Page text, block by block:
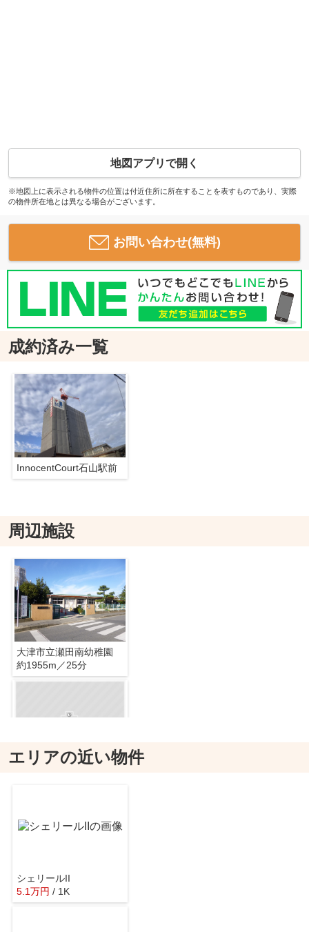
地図アプリで開く
※地図上に表示される物件の位置は付近住所に所在することを表すものであり、実際
の物件所在地とは異なる場合がございます。
お問い合わせ(無料)
成約済み一覧
InnocentCourt石山駅前
周辺施設
大津市立瀬田南幼稚園
約1955m／25分
レイモンド淡海保育園
エリアの近い物件
シェリールII
5.1万円 / 1K